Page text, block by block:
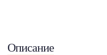
Описание